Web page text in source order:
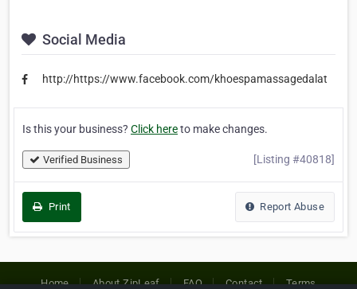
Social Media
http://https://www.facebook.com/khoespamassagedalat
Is this your business? Click hereto make changes.
Verified Business [Listing #40818]
Print Report Abuse
Home About ZipLeaf FAQ Contact Terms